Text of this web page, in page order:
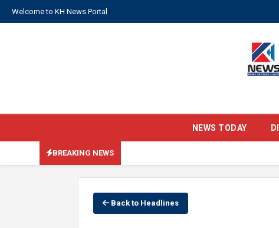
Welcome to KH News Portal
NEWS TODAY
BREAKING NEWS
Back to Headlines